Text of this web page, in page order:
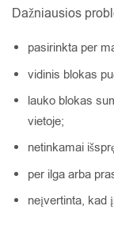
Dažniausios
pasirinkta per
vidinis blokas
lauko blokas
vietoje;
netinkamai
per ilga arba
neįvertinta, kad